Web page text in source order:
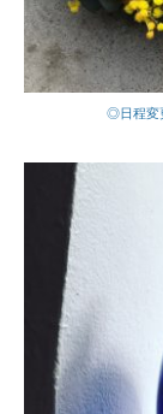
◎日程変